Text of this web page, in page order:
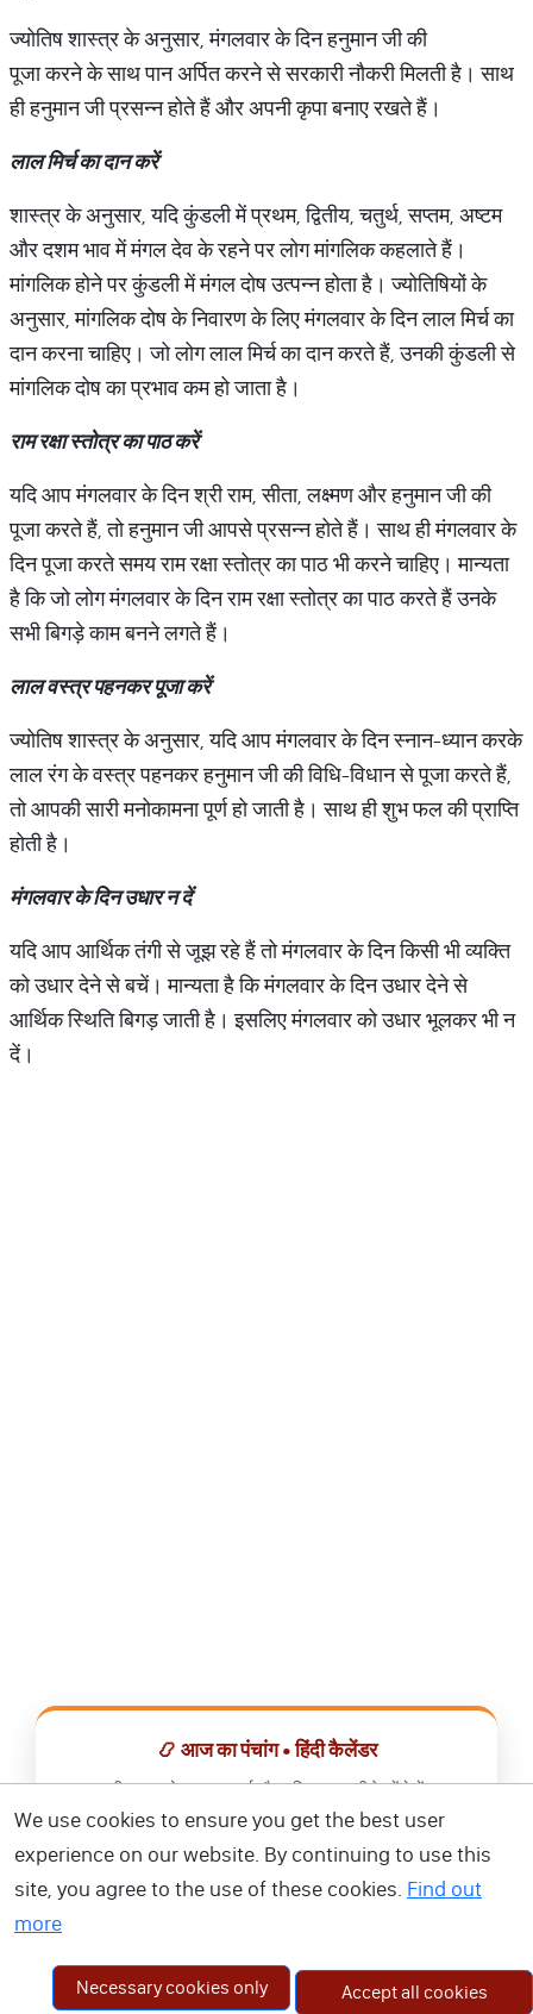
ज्योतिष शास्त्र के अनुसार, मंगलवार के दिन हनुमान जी की
पूजा करने के साथ पान अर्पित करने से सरकारी नौकरी मिलती है। साथ
ही हनुमान जी प्रसन्न होते हैं और अपनी कृपा बनाए रखते हैं।
लालमिर्चकादानकरें
शास्त्र के अनुसार, यदि कुंडली में प्रथम, द्वितीय, चतुर्थ, सप्तम, अष्टम
और दशम भाव में मंगल देव के रहने पर लोग मांगलिक कहलाते हैं।
मांगलिक होने पर कुंडली में मंगल दोष उत्पन्न होता है। ज्योतिषियों के
अनुसार, मांगलिक दोष के निवारण के लिए मंगलवार के दिन लाल मिर्च का
दान करना चाहिए। जो लोग लाल मिर्च का दान करते हैं, उनकी कुंडली से
मांगलिक दोष का प्रभाव कम हो जाता है।
रामरक्षास्तोत्रकापाठकरें
यदि आप मंगलवार के दिन श्री राम, सीता, लक्ष्मण और हनुमान जी की
पूजा करते हैं, तो हनुमान जी आपसे प्रसन्न होते हैं। साथ ही मंगलवार के
दिन पूजा करते समय राम रक्षा स्तोत्र का पाठ भी करने चाहिए। मान्यता
है कि जो लोग मंगलवार के दिन राम रक्षा स्तोत्र का पाठ करते हैं उनके
सभी बिगड़े काम बनने लगते हैं।
लालवस्त्रपहनकरपूजाकरें
ज्योतिष शास्त्र के अनुसार, यदि आप मंगलवार के दिन स्नान-ध्यान करके
लाल रंग के वस्त्र पहनकर हनुमान जी की विधि-विधान से पूजा करते हैं,
तो आपकी सारी मनोकामना पूर्ण हो जाती है। साथ ही शुभ फल की प्राप्ति
होती है।
मंगलवारकेदिनउधारनदें
यदि आप आर्थिक तंगी से जूझ रहे हैं तो मंगलवार के दिन किसी भी व्यक्ति
को उधार देने से बचें। मान्यता है कि मंगलवार के दिन उधार देने से
आर्थिक स्थिति बिगड़ जाती है। इसलिए मंगलवार को उधार भूलकर भी न
दें।
📿 आज का पंचांग • हिंदी कैलेंडर
सभी व्रत, त्योहार, शुभ मुहूर्त और राशिफल एक ही ऐप में देखें।
📅 हिंदी कैलेंडर ऐप डाउनलोड करें
We use cookies to ensure you get the best user
experience on our website. By continuing to use this
site, you agree to the use of these cookies. Find out
more
Necessary cookies only Accept all cookies